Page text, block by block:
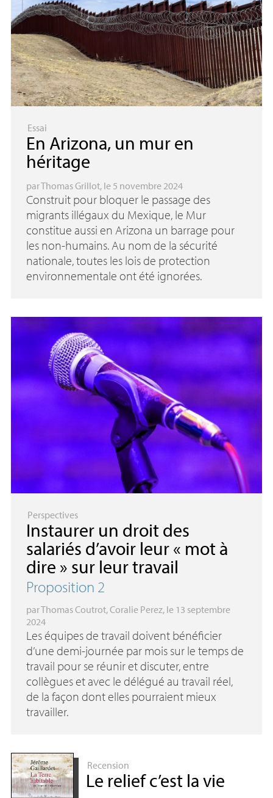
Essai
En Arizona, un mur en
héritage
parThomas Grillot, le 5 novembre 2024
Construit pour bloquer le passage des
migrants illégaux du Mexique, le Mur
constitue aussi en Arizona un barrage pour
les non-humains. Au nom de la sécurité
nationale, toutes les lois de protection
environnementale ont été ignorées.
Perspectives
Instaurer un droit des
salariés d’avoir leur « mot à
dire » sur leur travail
Proposition 2
parThomas Coutrot,Coralie Perez, le 13 septembre
2024
Les équipes de travail doivent bénéficier
d’une demi-journée par mois sur le temps de
travail pour se réunir et discuter, entre
collègues et avec le délégué au travail réel,
de la façon dont elles pourraient mieux
travailler.
Recension
Le relief c’est la vie